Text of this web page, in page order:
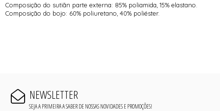
Composição do sutiãn parte externa: 85% poliamida, 15% elastano.
Composição do bojo: 60% poliuretano, 40% poliéster.
NEWSLETTER
SEJA A PRIMEIRA A SABER DE NOSSAS NOVIDADES E PROMOÇÕES!